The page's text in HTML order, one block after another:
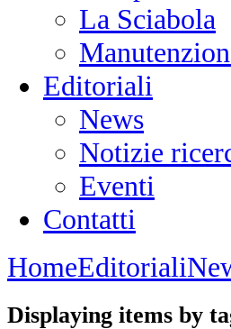
La Sciabola
Editoriali
News
Notizie
Eventi
Contatti
HomeEditoriali
Displaying items by